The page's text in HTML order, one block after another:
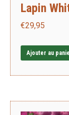
Lapin
€29,95
Ajouter au